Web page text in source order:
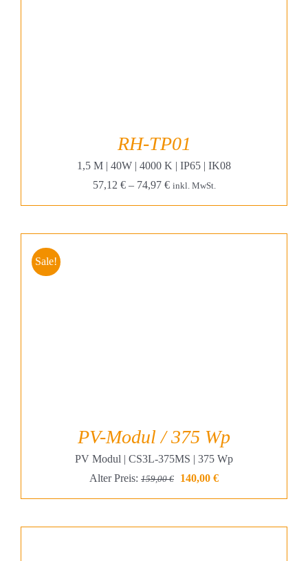
RH-TP01
1,5 M | 40W | 4000 K | IP65 | IK08
57,12 €– 74,97 € inkl. MwSt.
Sale!
PV-Modul / 375 Wp
PV Modul | CS3L-375MS | 375 Wp
Alter Preis: 159,00€
Ursprünglicher
Preis
140,00 €Aktueller
Preis